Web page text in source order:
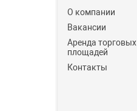
О компании
Вакансии
Аренда торговых
площадей
Контакты